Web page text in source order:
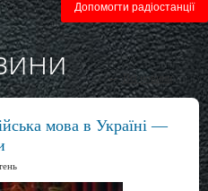
Допомогти радіостанції
←Всі новини
мова в Україні —